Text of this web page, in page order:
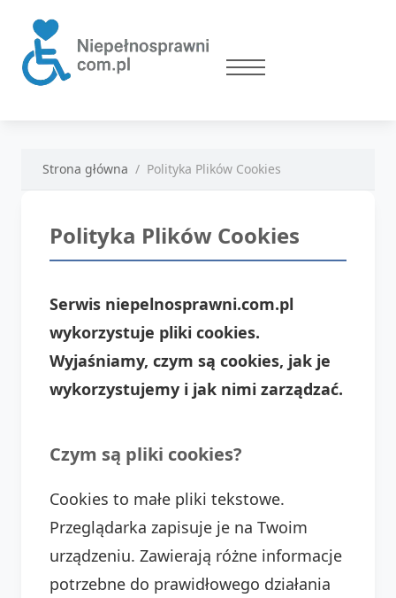
Strona główna Polityka Plików Cookies
Polityka Plików Cookies
Serwis niepelnosprawni.com.pl
wykorzystuje pliki cookies.
Wyjaśniamy, czym są cookies, jak je
wykorzystujemy i jak nimi zarządzać.
Czym są pliki cookies?
Cookies to małe pliki tekstowe.
Przeglądarka zapisuje je na Twoim
urządzeniu. Zawierają różne informacje
potrzebne do prawidłowego działania